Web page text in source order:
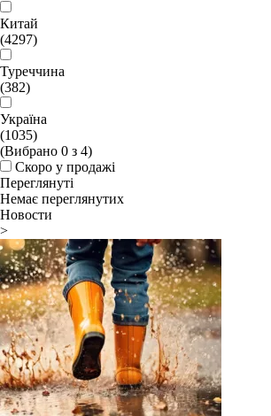
Китай
(4297)
Туреччина
(382)
Україна
(1035)
(Вибрано 0 з 4)
Скоро у продажі
Переглянуті
Немає переглянутих
Новости
>